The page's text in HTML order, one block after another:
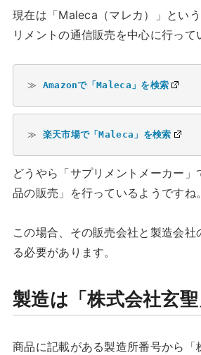
現在は「Maleca（マレカ）」とい
リメントの通信販売を中心に行っ
≫ Amazonで「Maleca」を検索
≫ 楽天市場で「Maleca」を検索
どうやら「サプリメントメーカー」
品の販売」を行っているようですね。
この場合、その販売会社と製造会社
る必要があります。
製造は「株式会社玄
商品に記載がある製造所番号から「